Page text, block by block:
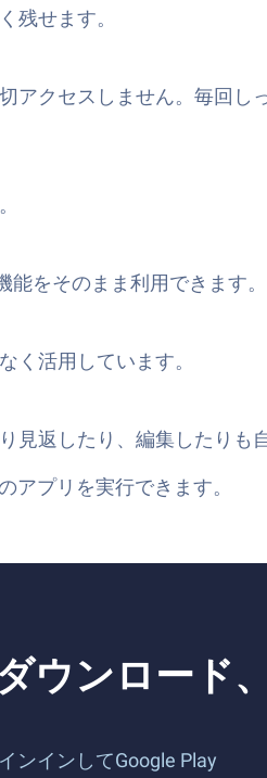
残せます。
クセスしません。毎回し
をそのまま利用できます
活用しています。
返したり、編集したりも
アプリを実行できます。
ウンロード
ンインしてGoogle Play